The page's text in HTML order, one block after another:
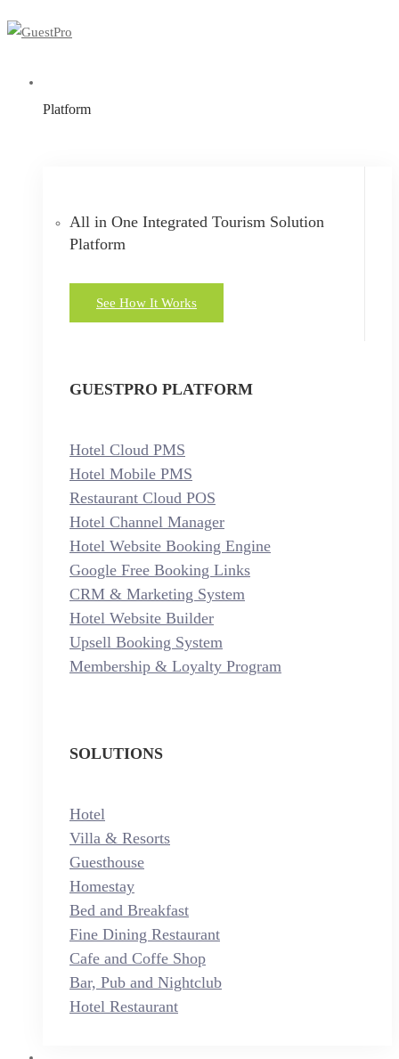
Platform
All in One Integrated Tourism Solution
Platform
See How It Works
GUESTPRO PLATFORM
Hotel Cloud PMS
Hotel Mobile PMS
Restaurant Cloud POS
Hotel Channel Manager
Hotel Website Booking Engine
Google Free Booking Links
CRM & Marketing System
Hotel Website Builder
Upsell Booking System
Membership & Loyalty Program
SOLUTIONS
Hotel
Villa & Resorts
Guesthouse
Homestay
Bed and Breakfast
Fine Dining Restaurant
Cafe and Coffe Shop
Bar, Pub and Nightclub
Hotel Restaurant